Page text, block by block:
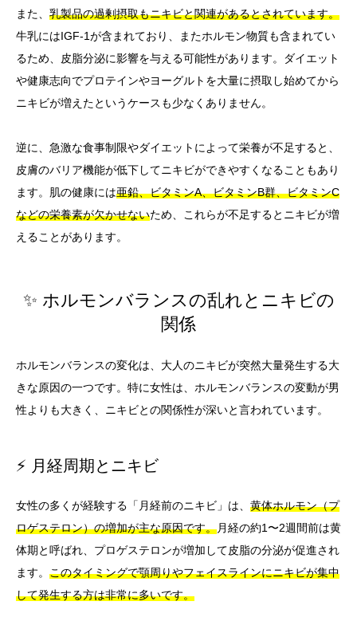
また、 乳製品の過剰摂取もニキビと関連があるとされています。
牛乳にはIGF-1が含まれており、またホルモン物質も含まれてい
るため、皮脂分泌に影響を与える可能性があります。ダイエット
や健康志向でプロテインやヨーグルトを大量に摂取し始めてから
ニキビが増えたというケースも少なくありません。
逆に、急激な食事制限やダイエットによって栄養が不足すると、
皮膚のバリア機能が低下してニキビができやすくなることもあり
ます。肌の健康には亜鉛、ビタミンA、ビタミンB群、ビタミンC
などの栄養素が欠かせないため、これらが不足するとニキビが増
えることがあります。
✨ ホルモンバランスの乱れとニキビの
関係
ホルモンバランスの変化は、大人のニキビが突然大量発生する大
きな原因の一つです。特に女性は、ホルモンバランスの変動が男
性よりも大きく、ニキビとの関係性が深いと言われています。
⚡ 月経周期とニキビ
女性の多くが経験する「月経前のニキビ」は、 黄体ホルモン（プ
ロゲステロン）の増加が主な原因です。月経の約1〜2週間前は黄
体期と呼ばれ、プロゲステロンが増加して皮脂の分泌が促進され
ます。 このタイミングで顎周りやフェイスラインにニキビが集中
して発生する方は非常に多いです。